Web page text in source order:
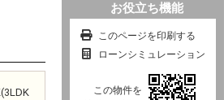
お役立ち機能
このページを印刷する
ローンシミュレーション
この物件を